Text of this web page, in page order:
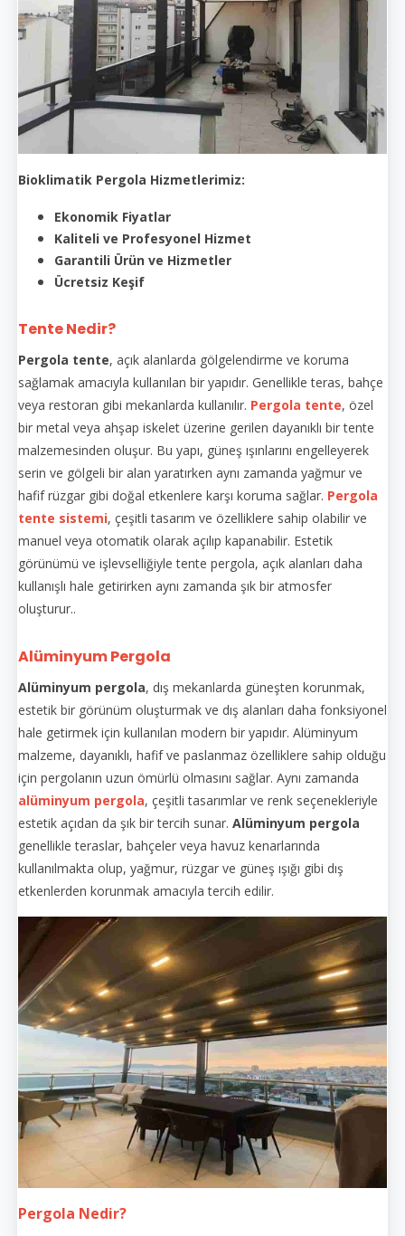
Bioklimatik Pergola Hizmetlerimiz:
Ekonomik Fiyatlar
Kaliteli ve Profesyonel Hizmet
Garantili Ürün ve Hizmetler
Ücretsiz Keşif
Tente Nedir?
Pergola tente, açık alanlarda gölgelendirme ve koruma
sağlamak amacıyla kullanılan bir yapıdır. Genellikle teras, bahçe
veya restoran gibi mekanlarda kullanılır. Pergola tente, özel
bir metal veya ahşap iskelet üzerine gerilen dayanıklı bir tente
malzemesinden oluşur. Bu yapı, güneş ışınlarını engelleyerek
serin ve gölgeli bir alan yaratırken aynı zamanda yağmur ve
hafif rüzgar gibi doğal etkenlere karşı koruma sağlar. Pergola
tente sistemi, çeşitli tasarım ve özelliklere sahip olabilir ve
manuel veya otomatik olarak açılıp kapanabilir. Estetik
görünümü ve işlevselliğiyle tente pergola, açık alanları daha
kullanışlı hale getirirken aynı zamanda şık bir atmosfer
oluşturur..
Alüminyum Pergola
Alüminyum pergola, dış mekanlarda güneşten korunmak,
estetik bir görünüm oluşturmak ve dış alanları daha fonksiyonel
hale getirmek için kullanılan modern bir yapıdır. Alüminyum
malzeme, dayanıklı, hafif ve paslanmaz özelliklere sahip olduğu
için pergolanın uzun ömürlü olmasını sağlar. Aynı zamanda
alüminyum pergola, çeşitli tasarımlar ve renk seçenekleriyle
estetik açıdan da şık bir tercih sunar. Alüminyum pergola
genellikle teraslar, bahçeler veya havuz kenarlarında
kullanılmakta olup, yağmur, rüzgar ve güneş ışığı gibi dış
etkenlerden korunmak amacıyla tercih edilir.
Pergola Nedir?